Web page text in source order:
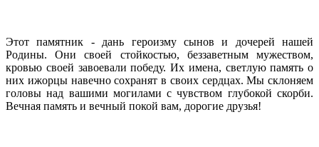
Этот памятник - дань героизму сынов и дочерей нашей
Родины. Они своей стойкостью, беззаветным мужеством,
кровью своей завоевали победу. Их имена, светлую память о
них ижорцы навечно сохранят в своих сердцах. Мы склоняем
головы над вашими могилами с чувством глубокой скорби.
Вечная память и вечный покой вам, дорогие друзья!